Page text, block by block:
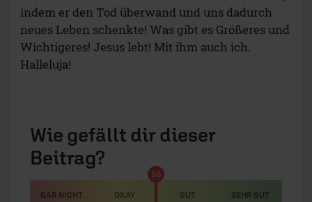
indem er den Tod überwand und uns dadurch
neues Leben schenkte! Was gibt es Größeres und
Wichtigeres! Jesus lebt! Mit ihm auch ich.
Halleluja!
Wie gefällt dir dieser
Beitrag?
GAR NICHT OKAY GUT SEHR GUT
50